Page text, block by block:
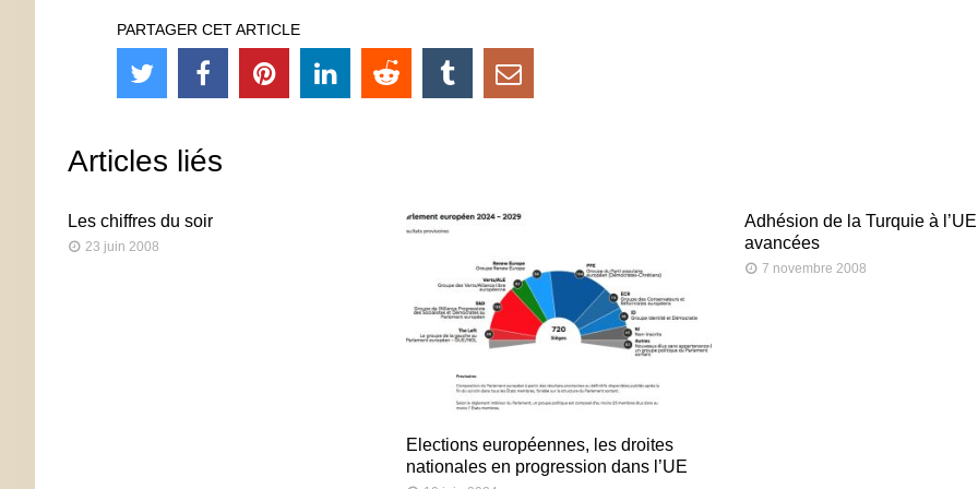
PARTAGER CET ARTICLE
Articles liés
Les chiffres du soir
23 juin 2008
Elections européennes, les droites
nationales en progression dans l’UE
Adhésion de la Turquie à
avancées
7 novembre 2008